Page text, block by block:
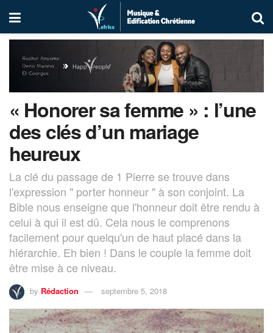
« Honorer sa femme » : l’une
des clés d’un mariage
heureux
La clé du passage de 1 Pierre se trouve dans
l'expression " porter honneur " à son conjoint. La
Bible nous enseigne que l'honneur doit être rendu à
celui à qui il est dû. Cela nous le comprenons
facilement pour quelqu'un de haut placé dans la
hiérarchie. Eh bien ! Dans le couple la femme doit
être mise à ce niveau.
by Rédaction septembre 5, 2018